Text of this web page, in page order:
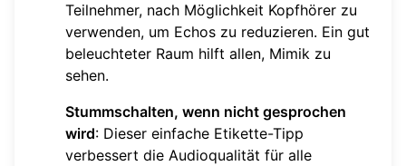
Teilnehmer, nach Möglichkeit Kopfhörer zu
verwenden, um Echos zu reduzieren. Ein gut
beleuchteter Raum hilft allen, Mimik zu
sehen.
Stummschalten, wenn nicht gesprochen
wird: Dieser einfache Etikette-Tipp
verbessert die Audioqualität für alle